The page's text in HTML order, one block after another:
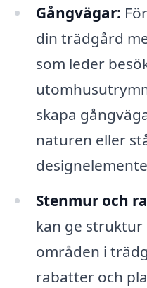
Gångvägar:
din trädgård
som leder
skapa
naturen eller
Stenmur och
kan ge struktur
områden i
rabatter och